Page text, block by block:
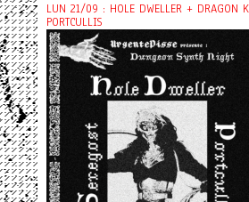
LUN 21/09 : HOLE DWELLER + DRAGON
PORTCULLIS